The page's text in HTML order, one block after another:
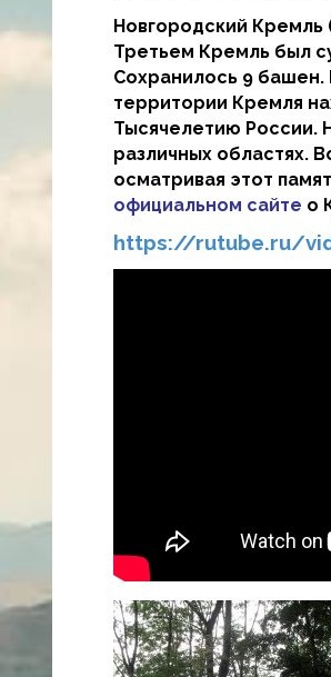
Новгородский Кремль
Третьем Кремль был
Сохранилось 9
территории Кремля
Тысячелетию России.
различных областях.
осматривая этот
официальном сайте о
https://rutube.ru/